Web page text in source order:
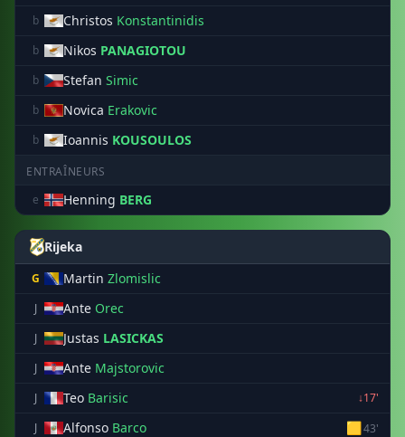
b Christos Konstantinidis
b Nikos PANAGIOTOU
b Stefan Simic
b Novica Erakovic
b Ioannis KOUSOULOS
ENTRAÎNEURS
e
Henning BERG
Rijeka
G Martin Zlomislic
J Ante Orec
J Justas LASICKAS
J Ante Majstorovic
J Teo Barisic
↓17'
J
Alfonso Barco 🟨43'